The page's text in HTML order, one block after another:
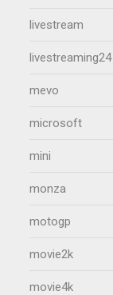
livestream
livestreaming24
mevo
microsoft
mini
monza
motogp
movie2k
movie4k